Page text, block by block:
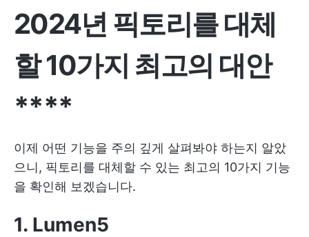
2024년 픽토리를 대체
할 10가지 최고의 대안
****
이제 어떤 기능을 주의 깊게 살펴봐야 하는지 알았
으니, 픽토리를 대체할 수 있는 최고의 10가지 기능
을 확인해 보겠습니다.
1. Lumen5